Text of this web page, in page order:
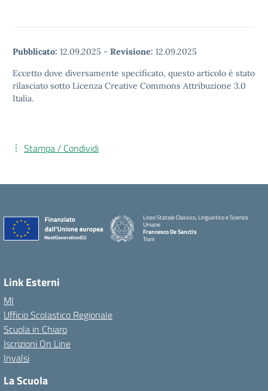
Pubblicato: 12.09.2025 - Revisione: 12.09.2025
Eccetto dove diversamente specificato, questo articolo è stato
rilasciato sotto Licenza Creative Commons Attribuzione 3.0
Italia.
Stampa / Condividi
Liceo Statale Classico, Linguistico e Scienze
Umane
Francesco De Sanctis
Trani
Link Esterni
MI
Ufficio Scolastico Regionale
Scuola in Chiaro
Iscrizioni On Line
Invalsi
La Scuola